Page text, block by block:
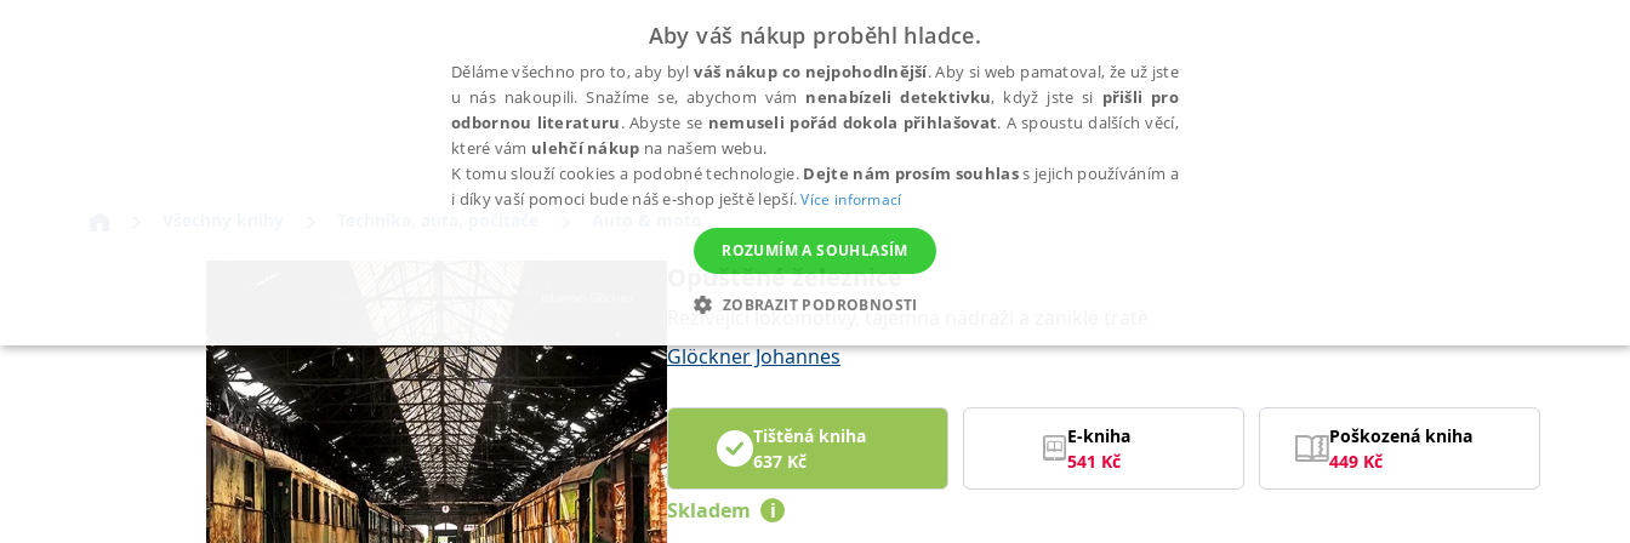
Opuštěné železnice
Rezivějící lokomotivy, tajemná nádraží a zaniklé tratě
Glöckner Johannes
Tištěná kniha
637 Kč
E-kniha
541 Kč
Poškozená kniha
449 Kč
Skladem i
Aby váš nákup proběhl hladce.
Děláme všechno pro to, aby bylváš nákup co nejpohodlnější. Aby si web pamatoval, že už jste
u nás nakoupili. Snažíme se, abychom vám nenabízeli detektivku, když jste si přišli pro
odbornou literaturu. Abyste se nemuseli pořád dokola přihlašovat. A spoustu dalších věcí,
které vám ulehčí nákup na našem webu.
K tomu slouží cookies a podobné technologie. Dejte nám prosím souhlass jejich používáním a
i díky vaší pomoci bude náš e-shop ještě lepší.Více informací
ROZUMÍM A SOUHLASÍM
ZOBRAZIT PODROBNOSTI
NEZBYTNÉ ANALYTICKÉ MARKETINGOVÉ FUNKČNÍ NEZAŘAZENÉ SOUBORY
Nezbytné Analytické Marketingové Nezařazené soubory
Nezbytně nutné soubory cookie umožňují základní funkce webových stránek, jako je přihlášení uživatele a správa účtu. Webové stránky nelze bez nezbytně nutných souborů cookie správně používat.
Provider /